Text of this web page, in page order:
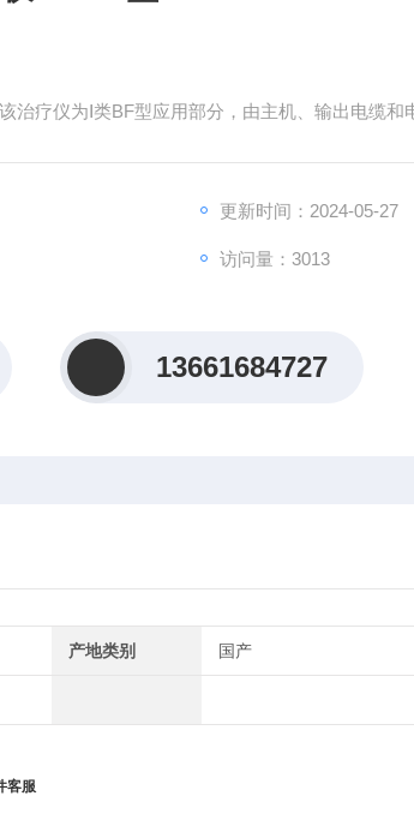
治疗仪为Ⅰ类BF型应用部分，由主机、输出电缆和
更新时间：2024-05-27
访问量：3013
13661684727
产地类别 国产
客服